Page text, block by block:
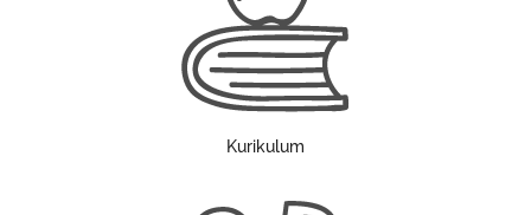
Kurikulum